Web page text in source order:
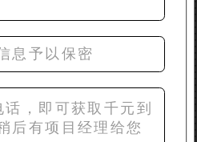
磨到200目，用什么磨粉设